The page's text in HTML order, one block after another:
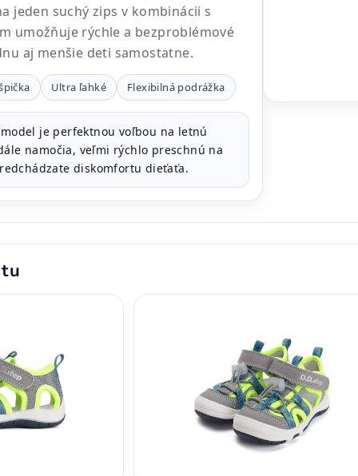
jeden suchý zips v kombinácii s
umožňuje rýchle a bezproblémové
aj menšie deti samostatne.
Ultra ľahké Flexibilná podrážka
je perfektnou voľbou na letnú
namočia, veľmi rýchlo preschnú na
diskomfortu dieťaťa.